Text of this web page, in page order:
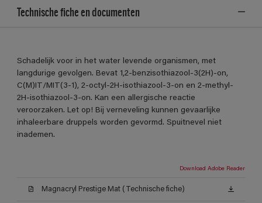
Technische fiche en documenten
Schadelijk voor in het water levende organismen, met
langdurige gevolgen. Bevat 1,2-benzisothiazool-3(2H)-on,
C(M)IT/MIT(3-1), 2-octyl-2H-isothiazool-3-on en 2-methyl-
2H-isothiazool-3-on. Kan een allergische reactie
veroorzaken. Let op! Bij verneveling kunnen gevaarlijke
inhaleerbare druppels worden gevormd. Spuitnevel niet
inademen.
Download Adobe Reader
Magnacryl Prestige Mat (Technische fiche)